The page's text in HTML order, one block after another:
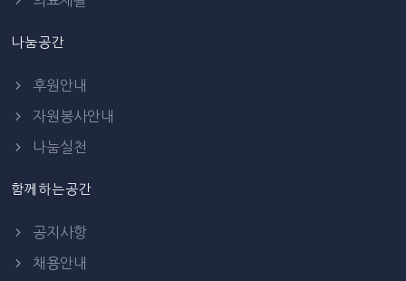
나눔공간
후원안내
자원봉사안내
나눔실천
함께하는공간
공지사항
채용안내